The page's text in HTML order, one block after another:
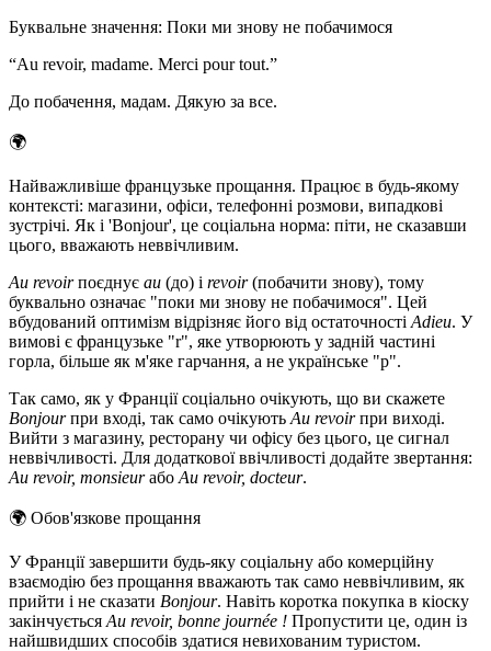
Буквальне значення: Поки ми знову не побачимося
“Au revoir, madame. Merci pour tout.”
До побачення, мадам. Дякую за все.
🌍
Найважливіше французьке прощання. Працює в будь-якому
контексті: магазини, офіси, телефонні розмови, випадкові
зустрічі. Як і 'Bonjour', це соціальна норма: піти, не сказавши
цього, вважають неввічливим.
Au revoirпоєднує au (до) і revoir(побачити знову), тому
буквально означає "поки ми знову не побачимося". Цей
вбудований оптимізм відрізняє його від остаточності Adieu. У
вимові є французьке "r", яке утворюють у задній частині
горла, більше як м'яке гарчання, а не українське "р".
Так само, як у Франції соціально очікують, що ви скажете
Bonjourпри вході, так само очікують Au revoirпри виході.
Вийти з магазину, ресторану чи офісу без цього, це сигнал
неввічливості. Для додаткової ввічливості додайте звертання:
Au revoir, monsieurабо Au revoir, docteur.
🌍 Обов'язкове прощання
У Франції завершити будь-яку соціальну або комерційну
взаємодію без прощання вважають так само неввічливим, як
прийти і не сказати Bonjour. Навіть коротка покупка в кіоску
закінчується Au revoir, bonne journée ! Пропустити це, один із
найшвидших способів здатися невихованим туристом.